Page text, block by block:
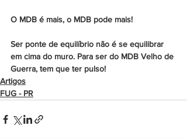
O MDB é mais, o MDB pode mais!
Ser ponte de equilíbrio não é se equilibrar
em cima do muro. Para ser do MDB Velho de
Guerra, tem que ter pulso!
Artigos
FUG - PR